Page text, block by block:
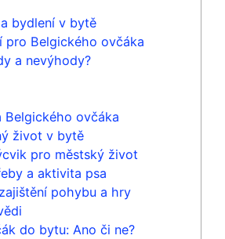
bydlení v bytě
pro Belgického ovčáka
a nevýhody?
Belgického ovčáka
život v bytě
pro městský život
a aktivita psa
pohybu a hry
do bytu: Ano či ne?